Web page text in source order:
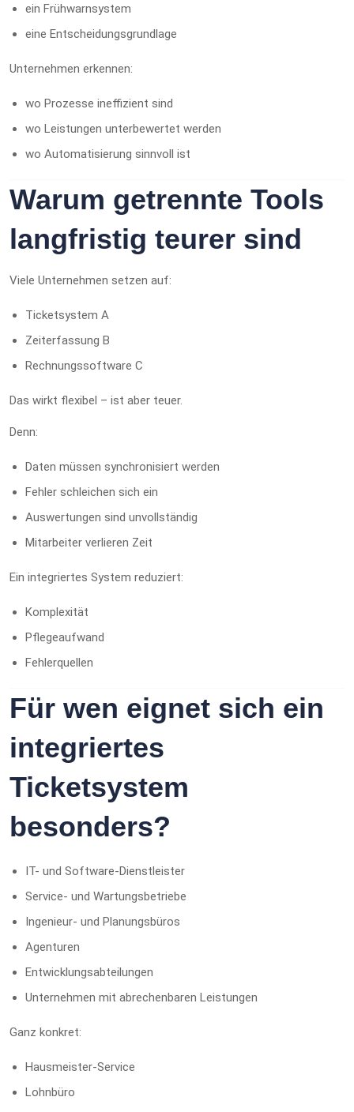
ein Frühwarnsystem
eine Entscheidungsgrundlage
Unternehmen erkennen:
wo Prozesse ineffizient sind
wo Leistungen unterbewertet werden
wo Automatisierung sinnvoll ist
Warum getrennte Tools
langfristig teurer sind
Viele Unternehmen setzen auf:
Ticketsystem A
Zeiterfassung B
Rechnungssoftware C
Das wirkt flexibel – ist aber teuer.
Denn:
Daten müssen synchronisiert werden
Fehler schleichen sich ein
Auswertungen sind unvollständig
Mitarbeiter verlieren Zeit
Ein integriertes System reduziert:
Komplexität
Pflegeaufwand
Fehlerquellen
Für wen eignet sich ein
integriertes
Ticketsystem
besonders?
IT- und Software-Dienstleister
Service- und Wartungsbetriebe
Ingenieur- und Planungsbüros
Agenturen
Entwicklungsabteilungen
Unternehmen mit abrechenbaren Leistungen
Ganz konkret:
Hausmeister-Service
Lohnbüro